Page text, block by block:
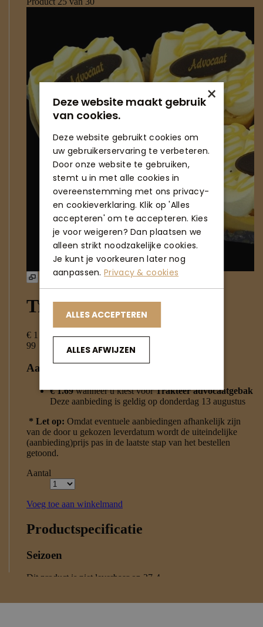
×
Deze website maakt gebruik
van cookies.
Deze website gebruikt cookies om
uw gebruikerservaring te verbeteren.
Door onze website te gebruiken,
stemt u in met alle cookies in
overeenstemming met ons privacy-
en cookieverklaring. Klik op 'Alles
accepteren' om te accepteren. Kies
je voor weigeren? Dan plaatsen we
alleen strikt noodzakelijke cookies.
Je kunt je voorkeuren later nog
aanpassen.Privacy & cookies
ALLES ACCEPTEREN
ALLES AFWIJZEN